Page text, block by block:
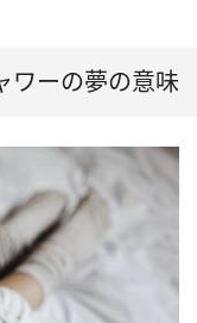
ワーの夢の意味